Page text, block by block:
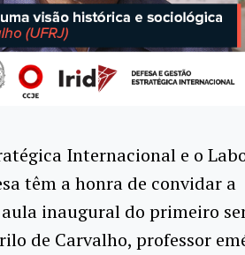
Internacional e o
têm a honra de convidar a
inaugural do primeiro
de Carvalho, professor